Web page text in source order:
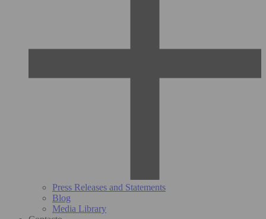
Press Releases and Statements
Blog
Media Library